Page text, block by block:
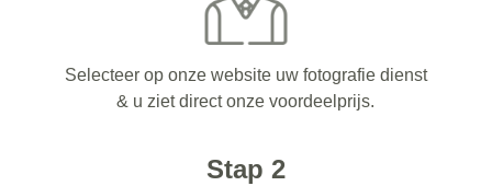
Selecteer op onze website uw fotografie dienst
& u ziet direct onze voordeelprijs.
Stap 2